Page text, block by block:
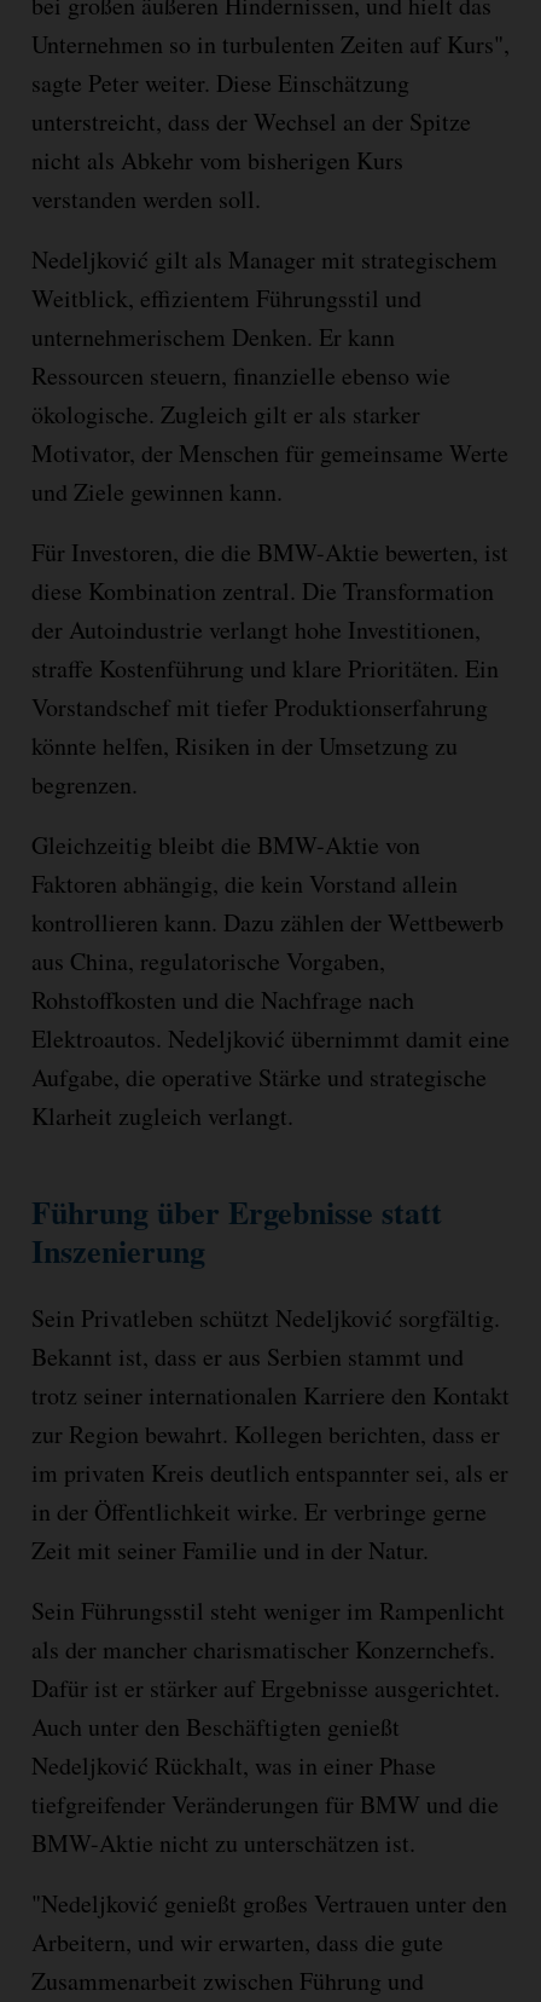
Unternehmen so in turbulenten Zeiten auf Kurs",
sagte Peter weiter. Diese Einschätzung
unterstreicht, dass der Wechsel an der Spitze
nicht als Abkehr vom bisherigen Kurs
verstanden werden soll.
Nedeljković gilt als Manager mit strategischem
Weitblick, effizientem Führungsstil und
unternehmerischem Denken. Er kann
Ressourcen steuern, finanzielle ebenso wie
ökologische. Zugleich gilt er als starker
Motivator, der Menschen für gemeinsame Werte
und Ziele gewinnen kann.
Für Investoren, die die BMW-Aktie bewerten, ist
diese Kombination zentral. Die Transformation
der Autoindustrie verlangt hohe Investitionen,
straffe Kostenführung und klare Prioritäten. Ein
Vorstandschef mit tiefer Produktionserfahrung
könnte helfen, Risiken in der Umsetzung zu
begrenzen.
Gleichzeitig bleibt die BMW-Aktie von
Faktoren abhängig, die kein Vorstand allein
kontrollieren kann. Dazu zählen der Wettbewerb
aus China, regulatorische Vorgaben,
Rohstoffkosten und die Nachfrage nach
Elektroautos. Nedeljković übernimmt damit eine
Aufgabe, die operative Stärke und strategische
Klarheit zugleich verlangt.
Führung über Ergebnisse statt
Inszenierung
Sein Privatleben schützt Nedeljković sorgfältig.
Bekannt ist, dass er aus Serbien stammt und
trotz seiner internationalen Karriere den Kontakt
zur Region bewahrt. Kollegen berichten, dass er
im privaten Kreis deutlich entspannter sei, als er
in der Öffentlichkeit wirke. Er verbringe gerne
Zeit mit seiner Familie und in der Natur.
Sein Führungsstil steht weniger im Rampenlicht
als der mancher charismatischer Konzernchefs.
Dafür ist er stärker auf Ergebnisse ausgerichtet.
Auch unter den Beschäftigten genießt
Nedeljković Rückhalt, was in einer Phase
tiefgreifender Veränderungen für BMW und die
BMW-Aktie nicht zu unterschätzen ist.
"Nedeljković genießt großes Vertrauen unter den
Arbeitern, und wir erwarten, dass die gute
Zusammenarbeit zwischen Führung und